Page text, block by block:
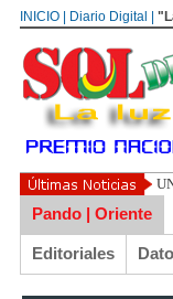
INICIO | Diario Digital |
Pando | Oriente
Editoriales